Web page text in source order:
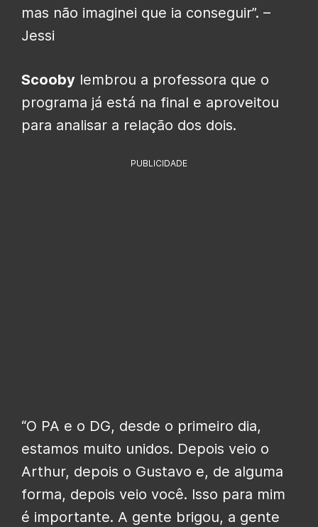
mas não imaginei que ia conseguir”. –
Jessi
Scooby lembrou a professora que o
programa já está na final e aproveitou
para analisar a relação dos dois.
PUBLICIDADE
“O PA e o DG, desde o primeiro dia,
estamos muito unidos. Depois veio o
Arthur, depois o Gustavo e, de alguma
forma, depois veio você. Isso para mim
é importante. A gente brigou, a gente